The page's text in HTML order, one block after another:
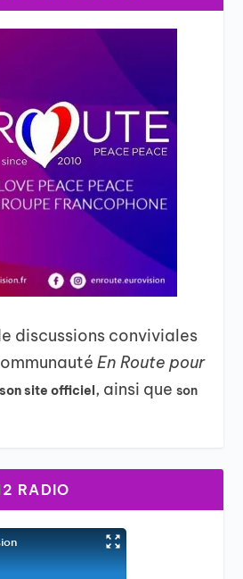
discussions conviviales
En Route pour
son site officiel, ainsi queson
RADIO